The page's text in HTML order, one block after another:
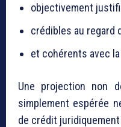
objectivement
crédibles au regard
et cohérents avec
Une projection non
simplement espérée
de crédit